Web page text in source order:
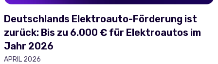
Deutschlands Elektroauto-Förderung ist
zurück: Bis zu 6.000 € für Elektroautos im
Jahr 2026
APRIL 2026